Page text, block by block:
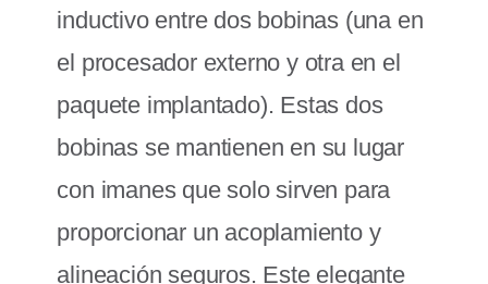
inductivo entre dos bobinas (una en
el procesador externo y otra en el
paquete implantado). Estas dos
bobinas se mantienen en su lugar
con imanes que solo sirven para
proporcionar un acoplamiento y
alineación seguros. Este elegante